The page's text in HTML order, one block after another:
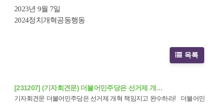
2023년 9월 7일
2024정치개혁공동행동
목록
[231207] (기자회견문) 더불어민주당은 선거제 개…
기자회견문 더불어민주당은 선거제 개혁 책임지고 완수하라! 더불어민